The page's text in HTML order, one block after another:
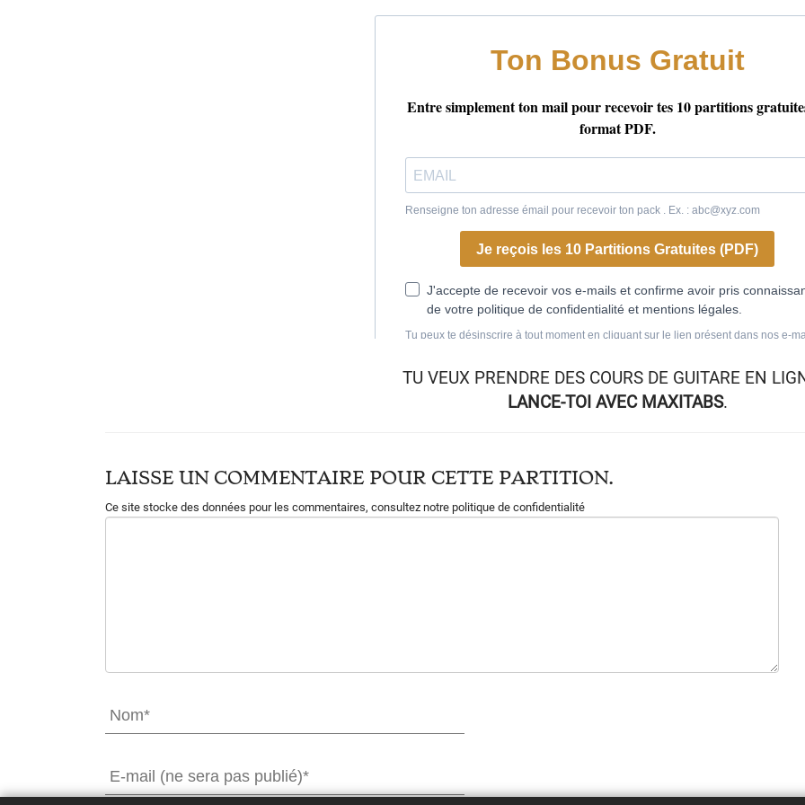
TU VEUX PRENDRE DES COURS DE GUITARE EN
LANCE-TOI AVEC MAXITABS.
LAISSE UN COMMENTAIRE POUR CETTE PARTITION.
Ce site stocke des données pour les commentaires, consultez notre politique de confidentialité